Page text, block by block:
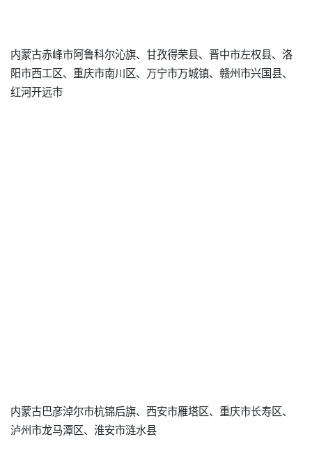
内蒙古赤峰市阿鲁科尔沁旗、甘孜得荣县、晋中市左权县、洛
阳市西工区、重庆市南川区、万宁市万城镇、赣州市兴国县、
红河开远市
内蒙古巴彦淖尔市杭锦后旗、西安市雁塔区、重庆市长寿区、
泸州市龙马潭区、淮安市涟水县